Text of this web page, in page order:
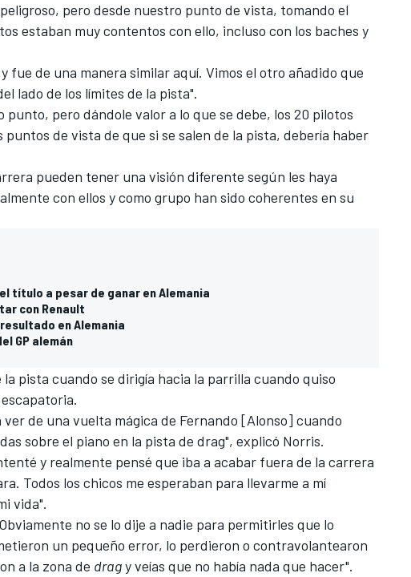
pero desde nuestro punto de vista, tomando el
estaban muy contentos con ello, incluso con los baches y
fue de una manera similar aquí. Vimos el otro añadido que
lado de los límites de la pista".
pero dándole valor a lo que se debe, los 20 pilotos
de vista de que si se salen de la pista, debería haber
pueden tener una visión diferente según les haya
con ellos y como grupo han sido coherentes en su
título a pesar de ganar en Alemania
con Renault
en Alemania
GP alemán
la pista cuando se dirigía hacia la parrilla cuando quiso
ver de una vuelta mágica de Fernando [Alonso] cuando
sobre el piano en la pista de drag", explicó Norris.
y realmente pensé que iba a acabar fuera de la carrera
Todos los chicos me esperaban para llevarme a mí
vida".
no se lo dije a nadie para permitirles que lo
un pequeño error, lo perdieron o contravolantearon
a la zona de dragy veías que no había nada que hacer".